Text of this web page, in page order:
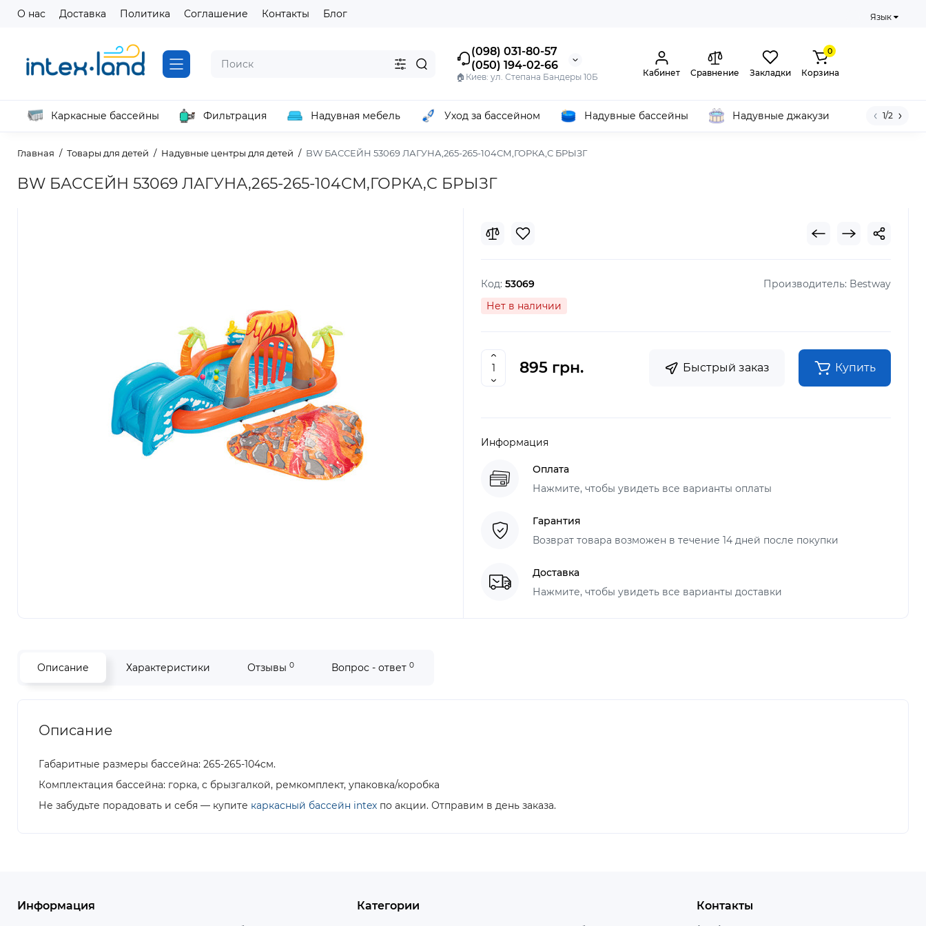
О нас Доставка Политика Соглашение Контакты Блог Язык
(098) 031-80-57
(050) 194-02-66
🏠Киев: ул. Степана Бандеры 10Б Кабинет Сравнение Закладки
0
Корзина
Каркасные бассейны Фильтрация Надувная мебель Уход за бассейном Надувные бассейны Надувные джакузи 1/2
Главная Товары для детей Надувные центры для детей BW БАССЕЙН 53069 ЛАГУНА,265-265-104СМ,ГОРКА,С БРЫЗГ
BW БАССЕЙН 53069 ЛАГУНА,265-265-104СМ,ГОРКА,С БРЫЗГ
Код: 53069 Производитель: Bestway
Нет в наличии
895 грн. Быстрый заказ Купить
Информация
Оплата
Нажмите, чтобы увидеть все варианты оплаты
Гарантия
Возврат товара возможен в течение 14 дней после покупки
Доставка
Нажмите, чтобы увидеть все варианты доставки
Описание Характеристики Отзывы 0 Вопрос - ответ 0
Описание
Габаритные размеры бассейна: 265-265-104см.
Комплектация бассейна: горка, с брызгалкой, ремкомплект, упаковка/коробка
Не забудьте порадовать и себя — купите каркасный бассейн intex по акции. Отправим в день заказа.
Информация Категории Контакты